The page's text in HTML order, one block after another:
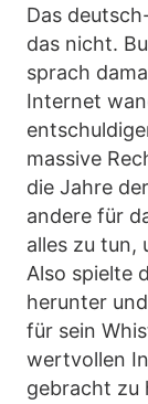
Das
das nicht.
sprach
Internet
massive
die Jahre
andere für
alles zu tun,
Also spielte
herunter
für sein
wertvollen
gebracht zu